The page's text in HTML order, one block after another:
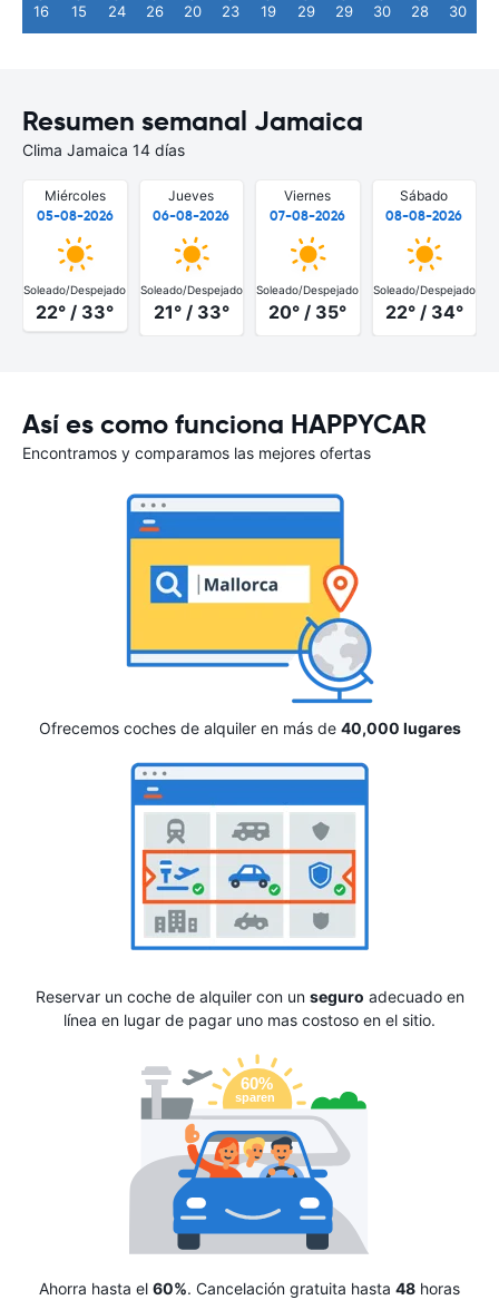
16 15 24 26 20 23 19 29 29 30 28 30
Resumen semanal Jamaica
Clima Jamaica 14 días
Miércoles
05-08-2026
Soleado/Despejado
22° / 33°
Jueves
06-08-2026
Soleado/Despejado
21° / 33°
Viernes
07-08-2026
Soleado/Despejado
20° / 35°
Sábado
08-08-2026
Soleado/Despejado
22° / 34°
Así es como funciona HAPPYCAR
Encontramos y comparamos las mejores ofertas
Ofrecemos coches de alquiler en más de 40,000 lugares
Reservar un coche de alquiler con un seguro adecuado en
línea en lugar de pagar uno mas costoso en el sitio.
Ahorra hasta el 60%. Cancelación gratuita hasta 48 horas